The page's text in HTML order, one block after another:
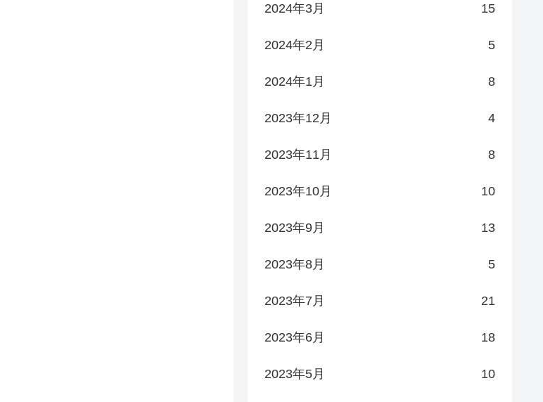
2024年3月 15
2024年2月 5
2024年1月 8
2023年12月 4
2023年11月 8
2023年10月 10
2023年9月 13
2023年8月 5
2023年7月 21
2023年6月 18
2023年5月 10